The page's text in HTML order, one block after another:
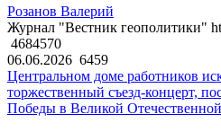
Розанов Валерий
Журнал "Вестник геополитики"
4684570
06.06.2026 6459
Центральном доме работников
торжественный съезд-концерт,
Победы в Великой